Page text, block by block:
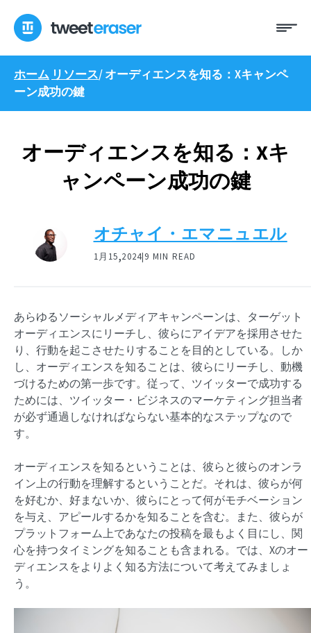
ン
ス
メ
ホーム リソース/オーディエンスを知る：Xキャンペ
ーン成功の鍵
オーディエンスを知る：Xキ
ャンペーン成功の鍵
オチャイ・エマニュエル
1月15,2024|9 MIN READ
あらゆるソーシャルメディアキャンペーンは、ターゲット
オーディエンスにリーチし、彼らにアイデアを採用させた
り、行動を起こさせたりすることを目的としている。しか
し、オーディエンスを知ることは、彼らにリーチし、動機
づけるための第一歩です。従って、ツイッターで成功する
ためには、ツイッター・ビジネスのマーケティング担当者
が必ず通過しなければならない基本的なステップなので
す。
オーディエンスを知るということは、彼らと彼らのオンラ
イン上の行動を理解するということだ。それは、彼らが何
を好むか、好まないか、彼らにとって何がモチベーション
を与え、アピールするかを知ることを含む。また、彼らが
プラットフォーム上であなたの投稿を最もよく目にし、関
心を持つタイミングを知ることも含まれる。では、Xのオー
ディエンスをよりよく知る方法について考えてみましょ
う。